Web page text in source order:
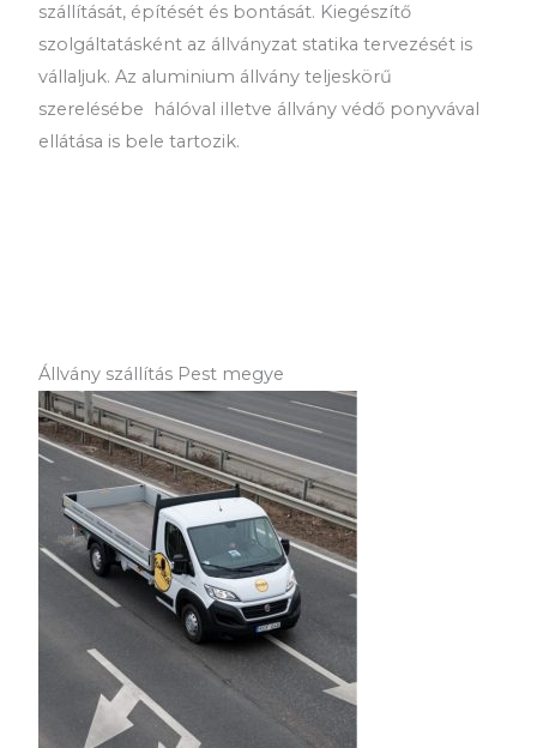
szállítását, építését és bontását. Kiegészítő
szolgáltatásként az állványzat statika tervezését is
vállaljuk. Az aluminium állvány teljeskörű
szerelésébe hálóval illetve állvány védő ponyvával
ellátása is bele tartozik.
Állvány szállítás Pest megye